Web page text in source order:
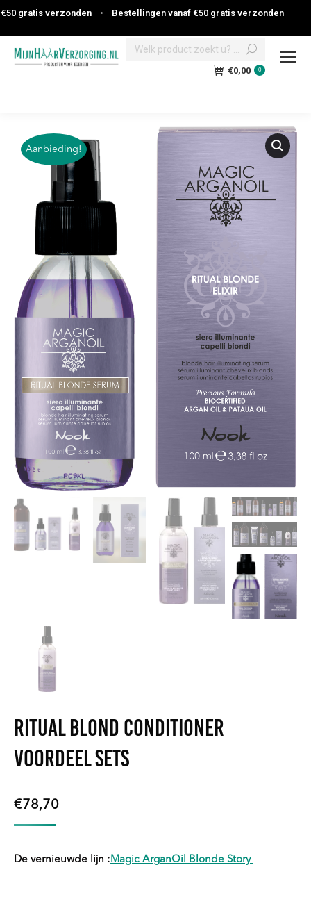
gratis verzonden • Bestellingen vanaf €50 gratis verzonden
Search:
€0,00 0
Aanbieding!
Ritual Blond Conditioner
voordeel sets
€78,70
De vernieuwde lijn : Magic ArganOil Blonde Story